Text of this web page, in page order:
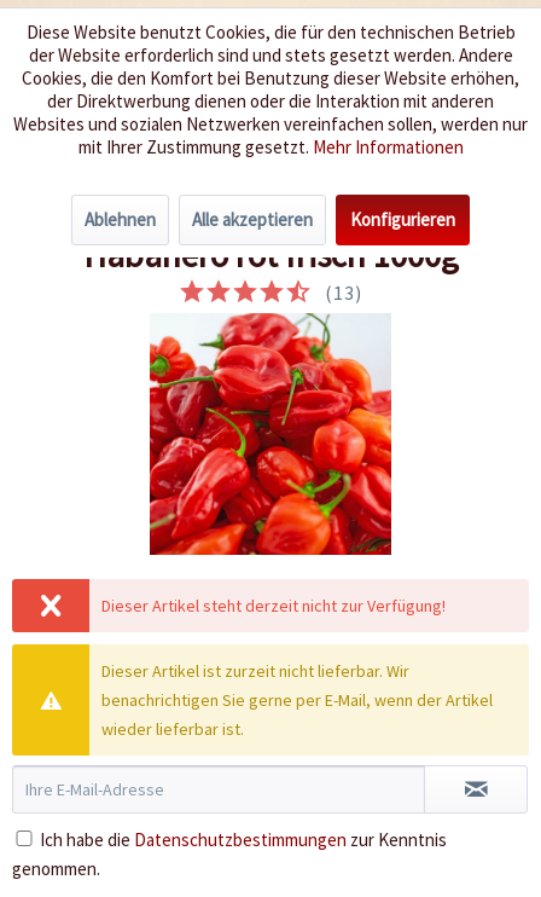
Wir würzen Ihr Leben
Menü
Übersicht Frische Chilis
Habanero rot frisch 1000g
(13)
Dieser Artikel steht derzeit nicht zur Verfügung!
Dieser Artikel ist zurzeit nicht lieferbar. Wir
benachrichtigen Sie gerne per E-Mail, wenn der Artikel
wieder lieferbar ist.
Ich habe die Datenschutzbestimmungen zur Kenntnis
genommen.
Diese Website benutzt Cookies, die für den technischen Betrieb
der Website erforderlich sind und stets gesetzt werden. Andere
Cookies, die den Komfort bei Benutzung dieser Website erhöhen,
der Direktwerbung dienen oder die Interaktion mit anderen
Websites und sozialen Netzwerken vereinfachen sollen, werden nur
mit Ihrer Zustimmung gesetzt. Mehr Informationen
Ablehnen Alle akzeptieren Konfigurieren